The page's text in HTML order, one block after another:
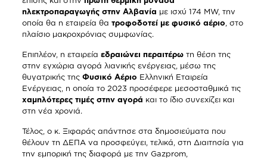
ηλεκτροπαραγωγής στην Αλβανία με ισχύ 174 MW, την
οποία θα η εταιρεία θα τροφοδοτεί με φυσικό αέριο , στο
πλαίσιο μακροχρόνιας συμφωνίας.
Επιπλέον, η εταιρεία εδραιώνει περαιτέρω τη θέση της
στην εγχώρια αγορά λιανικής ενέργειας, μέσω της
θυγατρικής της Φυσικό Αέριο Ελληνική Εταιρεία
Ενέργειας, η οποία το 2023 προσέφερε μεσοσταθμικά τις
χαμηλότερες τιμές στην αγορά και το ίδιο συνεχίζει και
στη νέα χρονιά.
Τέλος, ο κ. Ξιφαράς απάντησε στα δημοσιεύματα που
θέλουν τη ΔΕΠΑ να προσφεύγει, τελικά, στη Διαιτησία για
την εμπορική της διαφορά με την Gazprom,